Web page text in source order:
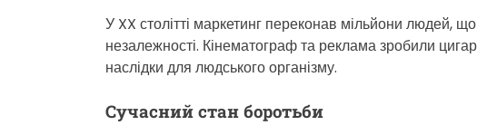
У XX столітті маркетинг переконав мільйони людей,
незалежності. Кінематограф та реклама зробили
наслідки для людського організму.
Сучасний стан боротьби